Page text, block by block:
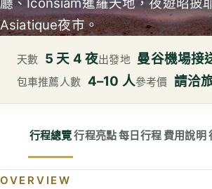
Asiatique夜市。
天數 5 天 4 夜出發地 曼谷機場接
包車推薦人數 4–10 人參考價 請洽
行程總覽行程亮點每日行程 費用說明
OVERVIEW